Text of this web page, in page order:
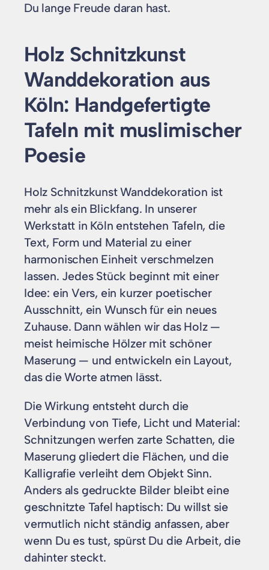
Du lange Freude daran hast.
Holz Schnitzkunst
Wanddekoration aus
Köln: Handgefertigte
Tafeln mit muslimischer
Poesie
Holz Schnitzkunst Wanddekoration ist
mehr als ein Blickfang. In unserer
Werkstatt in Köln entstehen Tafeln, die
Text, Form und Material zu einer
harmonischen Einheit verschmelzen
lassen. Jedes Stück beginnt mit einer
Idee: ein Vers, ein kurzer poetischer
Ausschnitt, ein Wunsch für ein neues
Zuhause. Dann wählen wir das Holz —
meist heimische Hölzer mit schöner
Maserung — und entwickeln ein Layout,
das die Worte atmen lässt.
Die Wirkung entsteht durch die
Verbindung von Tiefe, Licht und Material:
Schnitzungen werfen zarte Schatten, die
Maserung gliedert die Flächen, und die
Kalligrafie verleiht dem Objekt Sinn.
Anders als gedruckte Bilder bleibt eine
geschnitzte Tafel haptisch: Du willst sie
vermutlich nicht ständig anfassen, aber
wenn Du es tust, spürst Du die Arbeit, die
dahinter steckt.